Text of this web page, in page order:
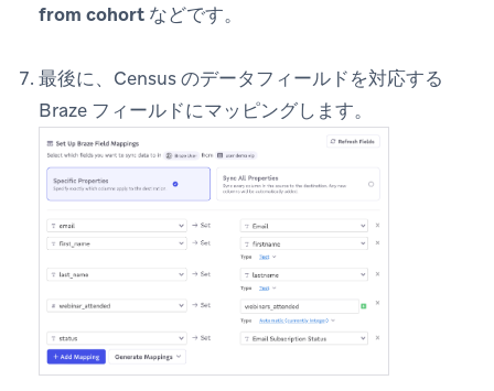
from cohort などです。
最後に、Census のデータフィールドを対応する
Braze フィールドにマッピングします。